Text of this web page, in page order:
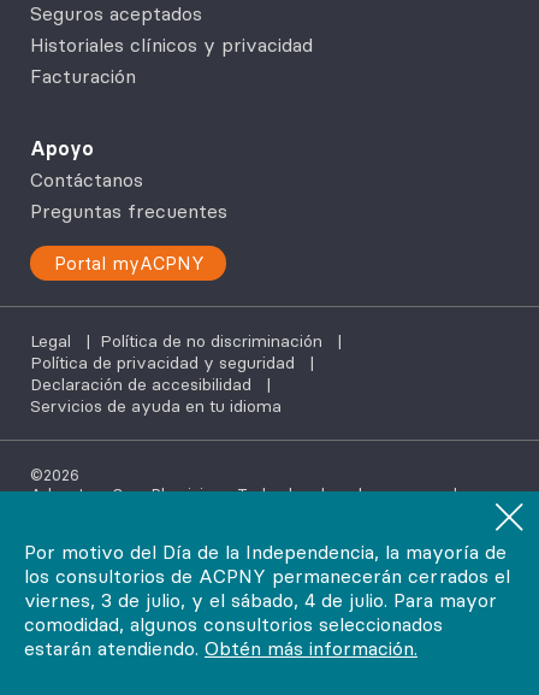
Por motivo del Día de la Independencia, la mayoría de
los consultorios de ACPNY permanecerán cerrados el
viernes, 3 de julio, y el sábado, 4 de julio. Para mayor
comodidad, algunos consultorios seleccionados
estarán atendiendo. Obtén más información.
Seguros aceptados
Historiales clínicos y privacidad
Facturación
Apoyo
Contáctanos
Preguntas frecuentes
Portal myACPNY
Legal | Política de no discriminación
|
Política de privacidad y seguridad
|
Declaración de accesibilidad
|
Servicios de ayuda en tu idioma
©2026
AdvantageCare Physicians. Todos los derechos reservados.